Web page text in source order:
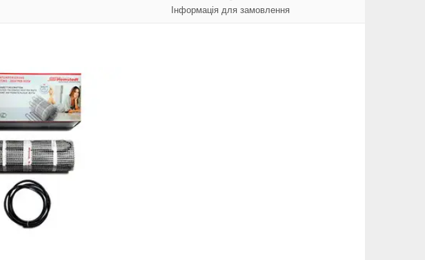
Інформація для замовлення